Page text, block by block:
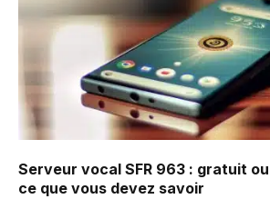
Serveur vocal SFR 963 : gratuit
ce que vous devez savoir